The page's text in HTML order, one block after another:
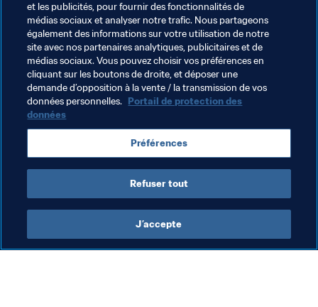
Thèmes en lien
Coupe du Monde Féminine de la FIFA 2023
Australia AFC New Zealand OFC
et les publicités, pour fournir des fonctionnalités de
médias sociaux et analyser notre trafic. Nous partageons
également des informations sur votre utilisation de notre
site avec nos partenaires analytiques, publicitaires et de
médias sociaux. Vous pouvez choisir vos préférences en
cliquant sur les boutons de droite, et déposer une
demande d’opposition à la vente / la transmission de vos
données personnelles. Portail de protection des
données
Préférences
Refuser tout
J’accepte